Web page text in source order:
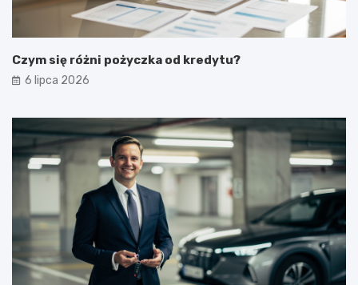
Czym się różni pożyczka od kredytu?
6 lipca 2026